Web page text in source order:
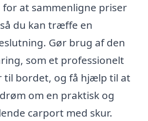
at sammenligne priser
du kan træffe en
Gør brug af den
som et professionelt
til bordet, og få hjælp til at
om en praktisk og
carport med skur.